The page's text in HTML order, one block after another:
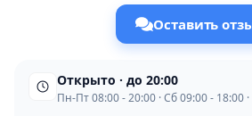
Оставить
Открыто · до 20:00
Пн-Пт 08:00 - 20:00 · Сб 09:00 - 18:00